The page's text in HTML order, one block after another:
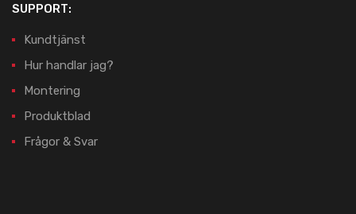
SUPPORT:
Kundtjänst
Hur handlar jag?
Montering
Produktblad
Frågor & Svar